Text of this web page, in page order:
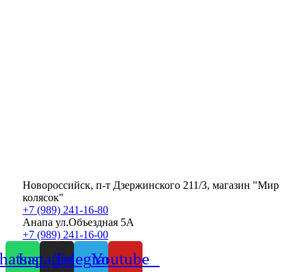
Новороссийск, п-т Дзержинского 211/3, магазин "Мир
колясок"
+7 (989) 241-16-80
Анапа ул.Объездная 5А
+7 (989) 241-16-00
InstagramTelegramYoutube